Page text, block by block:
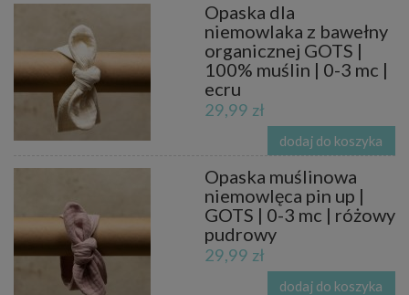
Opaska dla
niemowlaka z bawełny
organicznej GOTS |
100% muślin | 0-3 mc |
ecru
29,99 zł
dodaj do koszyka
Opaska muślinowa
niemowlęca pin up |
GOTS | 0-3 mc | różowy
pudrowy
29,99 zł
dodaj do koszyka